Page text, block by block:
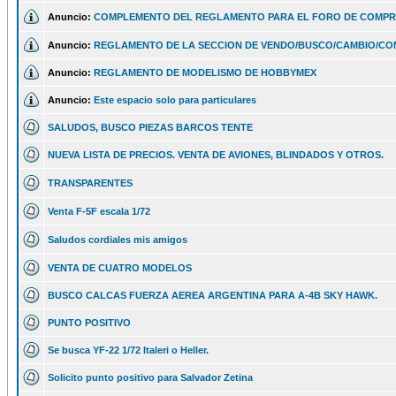
Anuncio: COMPLEMENTO DEL REGLAMENTO PARA EL FORO DE
Anuncio: REGLAMENTO DE LA SECCION DE VENDO/BUSCO/CAMBIO/
Anuncio: REGLAMENTO DE MODELISMO DE HOBBYMEX
Anuncio: Este espacio solo para particulares
SALUDOS, BUSCO PIEZAS BARCOS TENTE
NUEVA LISTA DE PRECIOS. VENTA DE AVIONES, BLINDADOS Y OTROS.
TRANSPARENTES
Venta F-5F escala 1/72
Saludos cordiales mis amigos
VENTA DE CUATRO MODELOS
BUSCO CALCAS FUERZA AEREA ARGENTINA PARA A-4B SKY HAWK.
PUNTO POSITIVO
Se busca YF-22 1/72 Italeri o Heller.
Solicito punto positivo para Salvador Zetina